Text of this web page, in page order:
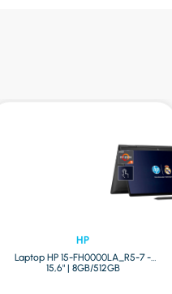
HP
Laptop HP 15-FH0000LA_R5-7 -
15,6" | 8GB/512GB